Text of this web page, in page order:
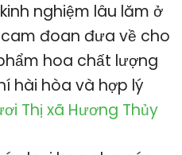
nghiệm lâu lăm ở
đoan đưa về cho
hoa chất lượng
hài hòa và hợp lý
Thị xã Hương Thủy